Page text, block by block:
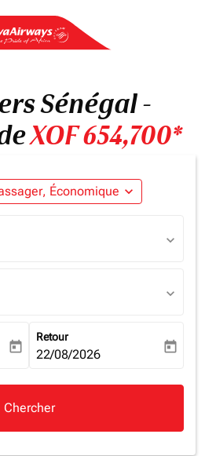
Sénégal -
XOF 654,700*
Économique expand_more
expand_more
expand_more
date-aria-label
today
Retour
fc-booking-return-date-aria-
22/08/2026 today
Chercher